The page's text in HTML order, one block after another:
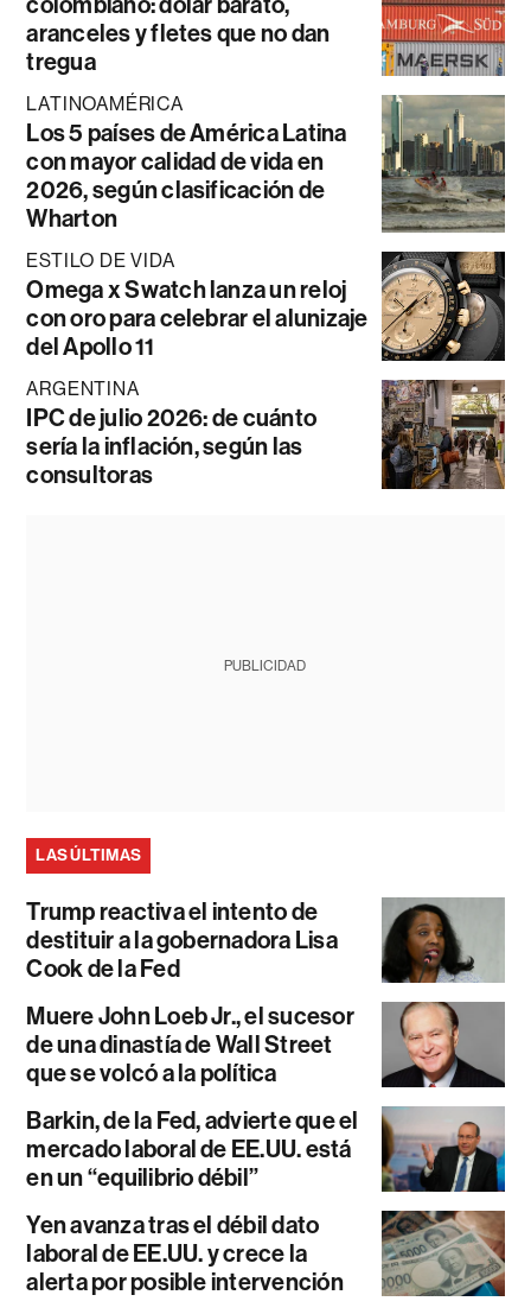
aranceles y fletes que no dan
tregua
LATINOAMÉRICA
Los 5 países de América Latina
con mayor calidad de vida en
2026, según clasificación de
Wharton
ESTILO DE VIDA
Omega x Swatch lanza un reloj
con oro para celebrar el alunizaje
del Apollo 11
ARGENTINA
IPC de julio 2026: de cuánto
sería la inflación, según las
consultoras
PUBLICIDAD
LAS ÚLTIMAS
Trump reactiva el intento de
destituir a la gobernadora Lisa
Cook de la Fed
Muere John Loeb Jr., el sucesor
de una dinastía de Wall Street
que se volcó a la política
Barkin, de la Fed, advierte que el
mercado laboral de EE.UU. está
en un “equilibrio débil”
Yen avanza tras el débil dato
laboral de EE.UU. y crece la
alerta por posible intervención